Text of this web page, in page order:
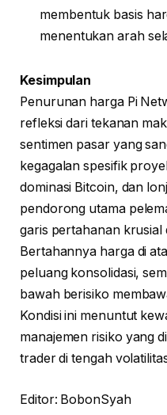
membentuk basis
menentukan arah
Kesimpulan
Penurunan harga Pi
refleksi dari tekanan
sentimen pasar yang
kegagalan spesifik
dominasi Bitcoin, dan
pendorong utama
garis pertahanan krusial
Bertahannya harga di
peluang konsolidasi,
bawah berisiko
Kondisi ini menuntut
manajemen risiko yang
trader di tengah
Editor: BobonSyah